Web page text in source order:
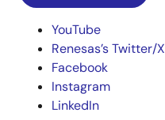
YouTube
Renesas’s Twitter/X
Facebook
Instagram
LinkedIn